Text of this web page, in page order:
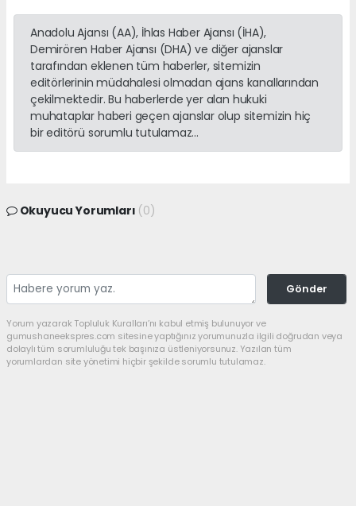
Anadolu Ajansı (AA), İhlas Haber Ajansı (İHA),
Demirören Haber Ajansı (DHA) ve diğer ajanslar
tarafından eklenen tüm haberler, sitemizin
editörlerinin müdahalesi olmadan ajans kanallarından
çekilmektedir. Bu haberlerde yer alan hukuki
muhataplar haberi geçen ajanslar olup sitemizin hiç
bir editörü sorumlu tutulamaz...
Okuyucu Yorumları (0)
Gönder
Yorum yazarak Topluluk Kuralları’nı kabul etmiş bulunuyor ve
gumushaneekspres.com sitesine yaptığınız yorumunuzla ilgili doğrudan veya
dolaylı tüm sorumluluğu tek başınıza üstleniyorsunuz. Yazılan tüm
yorumlardan site yönetimi hiçbir şekilde sorumlu tutulamaz.